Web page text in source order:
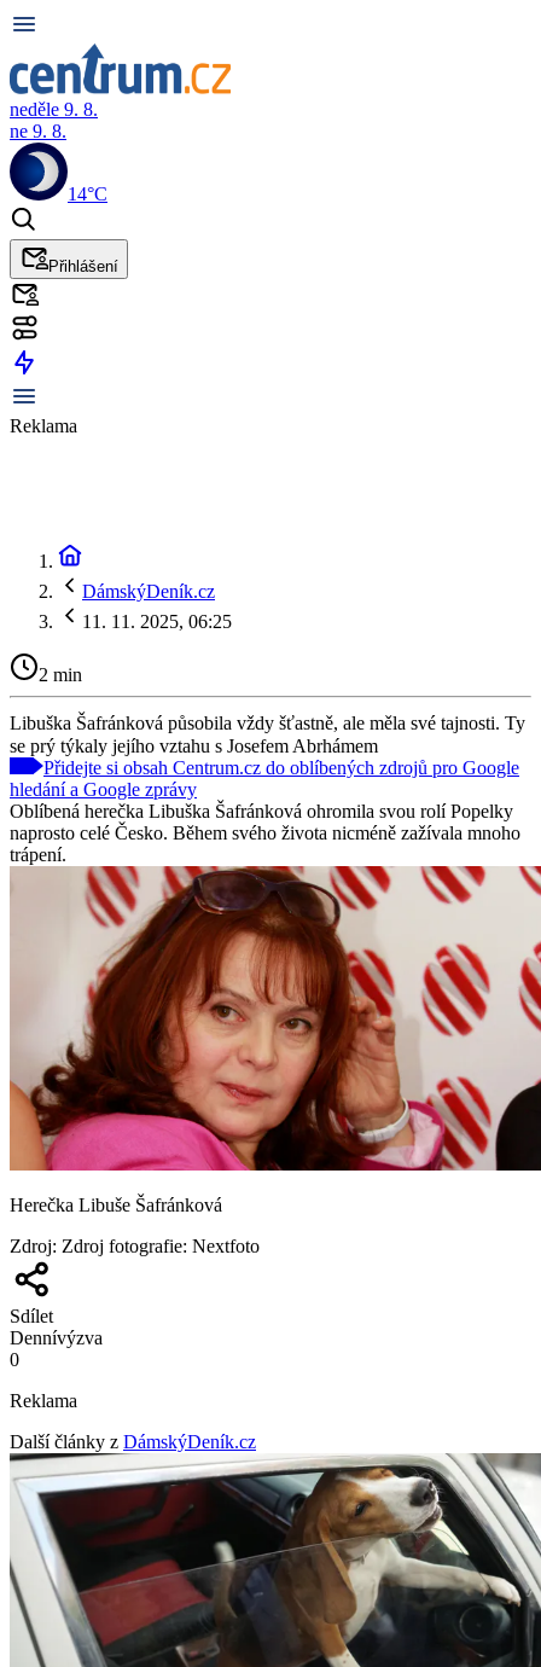
neděle 9. 8.
ne 9. 8.
14°C
Přihlášení
Reklama
DámskýDeník.cz
11. 11. 2025, 06:25
2 min
Libuška Šafránková působila vždy šťastně, ale měla své tajnosti. Ty
se prý týkaly jejího vztahu s Josefem Abrhámem
Přidejte si obsah Centrum.cz do oblíbených zdrojů pro Google
hledání a Google zprávy
Oblíbená herečka Libuška Šafránková ohromila svou rolí Popelky
naprosto celé Česko. Během svého života nicméně zažívala mnoho
trápení.
Herečka Libuše Šafránková
Zdroj: Zdroj fotografie: Nextfoto
Sdílet
Dennívýzva
0
Reklama
Další články z DámskýDeník.cz